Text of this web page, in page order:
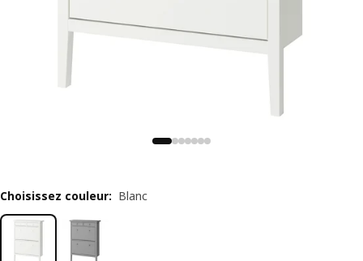
Choisissez couleur: Blanc